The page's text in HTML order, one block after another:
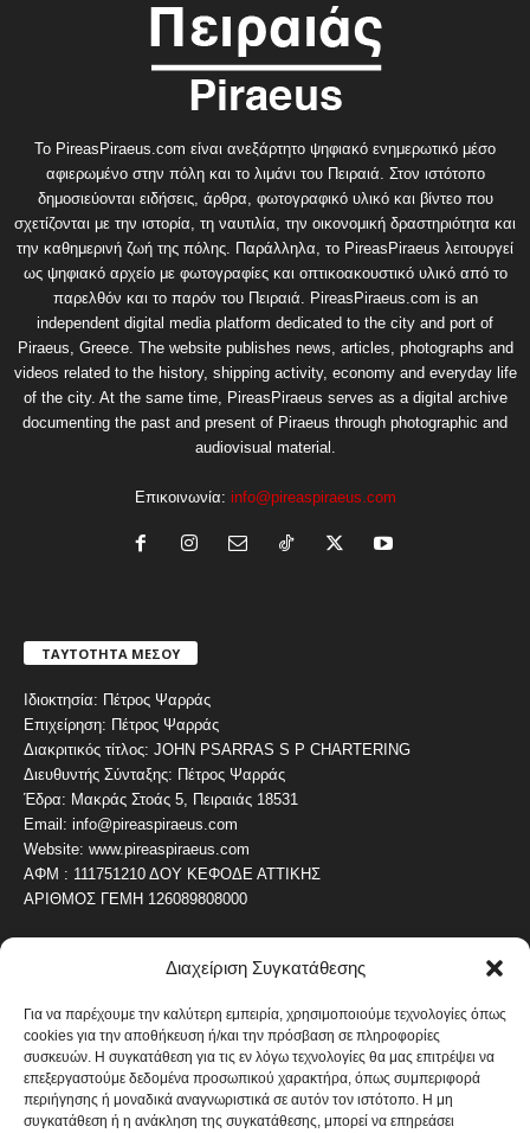
Διαχείριση Συγκατάθεσης
Για να παρέχουμε την καλύτερη εμπειρία, χρησιμοποιούμε τεχνολογίες όπως
cookies για την αποθήκευση ή/και την πρόσβαση σε πληροφορίες
συσκευών. Η συγκατάθεση για τις εν λόγω τεχνολογίες θα μας επιτρέψει να
επεξεργαστούμε δεδομένα προσωπικού χαρακτήρα, όπως συμπεριφορά
περιήγησης ή μοναδικά αναγνωριστικά σε αυτόν τον ιστότοπο. Η μη
συγκατάθεση ή η ανάκληση της συγκατάθεσης, μπορεί να επηρεάσει
Το PireasPiraeus.com είναι ανεξάρτητο ψηφιακό ενημερωτικό μέσο
αφιερωμένο στην πόλη και το λιμάνι του Πειραιά. Στον ιστότοπο
δημοσιεύονται ειδήσεις, άρθρα, φωτογραφικό υλικό και βίντεο που
σχετίζονται με την ιστορία, τη ναυτιλία, την οικονομική δραστηριότητα και
την καθημερινή ζωή της πόλης. Παράλληλα, το PireasPiraeus λειτουργεί
ως ψηφιακό αρχείο με φωτογραφίες και οπτικοακουστικό υλικό από το
παρελθόν και το παρόν του Πειραιά. PireasPiraeus.com is an
independent digital media platform dedicated to the city and port of
Piraeus, Greece. The website publishes news, articles, photographs and
videos related to the history, shipping activity, economy and everyday life
of the city. At the same time, PireasPiraeus serves as a digital archive
documenting the past and present of Piraeus through photographic and
audiovisual material.
Επικοινωνία: info@pireaspiraeus.com
ΤΑΥΤΟΤΗΤΑ ΜΕΣΟΥ
Ιδιοκτησία: Πέτρος Ψαρράς
Επιχείρηση: Πέτρος Ψαρράς
Διακριτικός τίτλος: JOHN PSARRAS S P CHARTERING
Διευθυντής Σύνταξης: Πέτρος Ψαρράς
Έδρα: Μακράς Στοάς 5, Πειραιάς 18531
Email: info@pireaspiraeus.com
Website: www.pireaspiraeus.com
ΑΦΜ : 111751210 ΔΟΥ ΚΕΦΟΔΕ ΑΤΤΙΚΗΣ
ΑΡΙΘΜΟΣ ΓΕΜΗ 126089808000
ΔΗΜΟΦΙΛΗ ΚΑΤΗΓΟΡΙΑ
ΝΕΑ ΤΟΥ ΠΕΙΡΑΙΑ 4486
ΟΛΥΜΠΙΑΚΟΣ
ΑΛΛΑ ΚΟΙΝΩΝΙΚΑ
ΕΙΔΗΣΕΙΣ ΝΑΥΤΙΛΙΑ